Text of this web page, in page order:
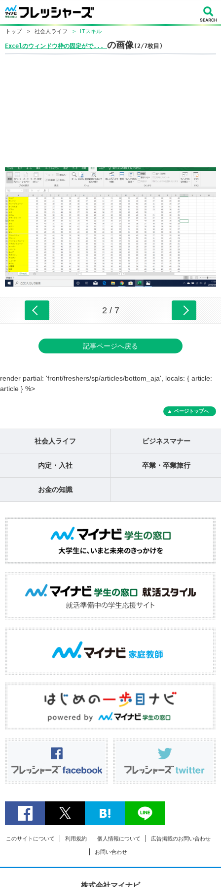
トップ > 社会人ライフ > ITスキル
Excelのウィンドウ枠の固定がで... の画像(2/7枚目)
2 / 7
記事ページへ戻る
render partial: 'front/freshers/sp/articles/bottom_aja', locals: { article:
article } %>
ページトップへ
社会人ライフ ビジネスマナー
内定・入社 卒業・卒業旅行
お金の知識
このサイトについて 利用規約 個人情報について 広告掲載のお問い合わせ
お問い合わせ
株式会社マイナビ